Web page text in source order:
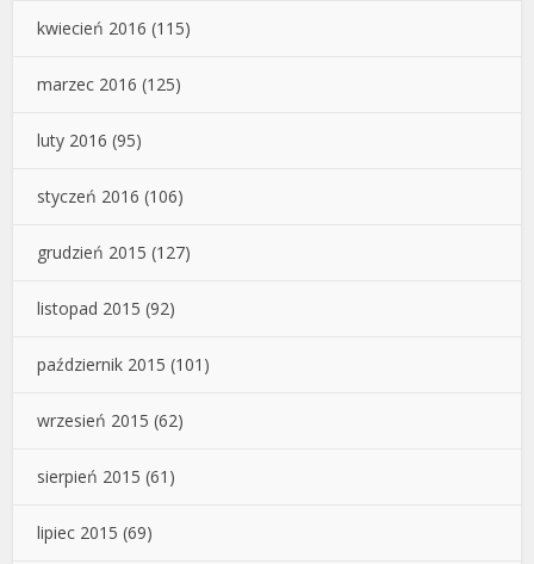
kwiecień 2016 (115)
marzec 2016 (125)
luty 2016 (95)
styczeń 2016 (106)
grudzień 2015 (127)
listopad 2015 (92)
październik 2015 (101)
wrzesień 2015 (62)
sierpień 2015 (61)
lipiec 2015 (69)